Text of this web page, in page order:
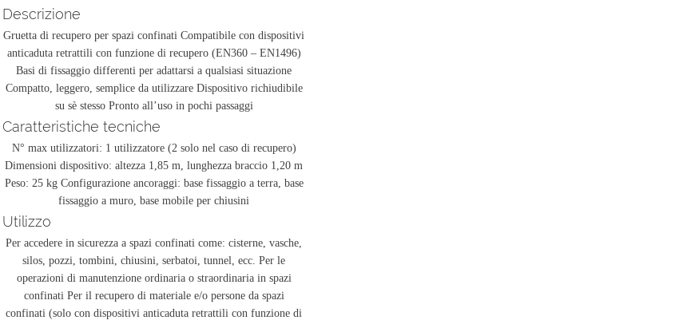
Descrizione
Gruetta di recupero per spazi confinati Compatibile con dispositivi
anticaduta retrattili con funzione di recupero (EN360 – EN1496)
Basi di fissaggio differenti per adattarsi a qualsiasi situazione
Compatto, leggero, semplice da utilizzare Dispositivo richiudibile
su sè stesso Pronto all’uso in pochi passaggi
Caratteristiche tecniche
N° max utilizzatori: 1 utilizzatore (2 solo nel caso di recupero)
Dimensioni dispositivo: altezza 1,85 m, lunghezza braccio 1,20 m
Peso: 25 kg Configurazione ancoraggi: base fissaggio a terra, base
fissaggio a muro, base mobile per chiusini
Utilizzo
Per accedere in sicurezza a spazi confinati come: cisterne, vasche,
silos, pozzi, tombini, chiusini, serbatoi, tunnel, ecc. Per le
operazioni di manutenzione ordinaria o straordinaria in spazi
confinati Per il recupero di materiale e/o persone da spazi
confinati (solo con dispositivi anticaduta retrattili con funzione di